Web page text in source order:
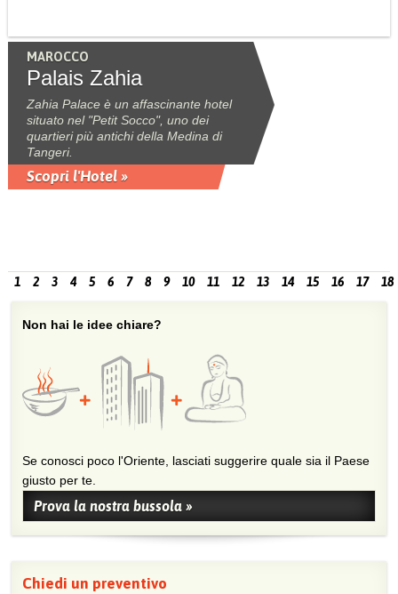
MAROCCO
Palais Zahia
Zahia Palace è un affascinante hotel
situato nel "Petit Socco", uno dei
quartieri più antichi della Medina di
Tangeri.
Scopri l'Hotel »
1 2 3 4 5 6 7 8 9 10 11 12 13 14 15 16 17 18
Non hai le idee chiare?
Se conosci poco l'Oriente, lasciati suggerire quale sia il Paese
giusto per te.
Prova la nostra bussola »
Chiedi un preventivo